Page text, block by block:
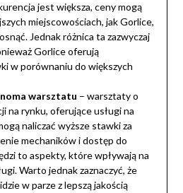
jest większa, ceny mogą
miejscowościach, jak Gorlice,
Jednak różnica ta zazwyczaj
Gorlice oferują
w porównaniu do większych
warsztatu – warsztaty o
na rynku, oferujące usługi na
naliczać wyższe stawki za
mechaników i dostęp do
to aspekty, które wpływają na
Warto jednak zaznaczyć, że
w parze z lepszą jakością